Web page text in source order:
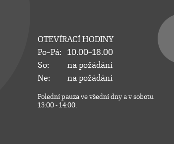
OTEVÍRACÍ HODINY
Po–Pá:
10.00–18.00
So:
na požádání
Ne:
na požádání
Polední pauza ve všední dny a v sobotu
13:00 - 14:00.